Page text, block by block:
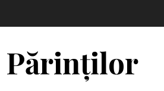
Părinților